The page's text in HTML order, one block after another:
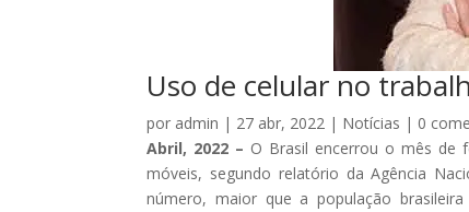
Uso de celular no
por admin | 27 abr, 2022 | Notícias | 0
Abril, 2022 – O Brasil encerrou o mês de
móveis, segundo relatório da Agência
número, maior que a população